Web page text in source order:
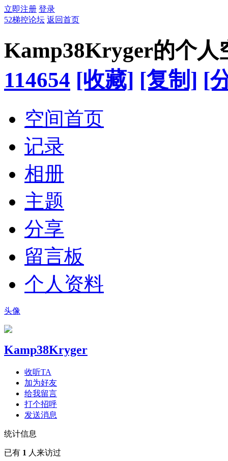
立即注册 登录
52梯控论坛 返回首页
Kamp38Kryger的个人
114654 [收藏] [复制] [
空间首页
记录
相册
主题
分享
留言板
个人资料
头像
Kamp38Kryger
收听TA
加为好友
给我留言
打个招呼
发送消息
统计信息
已有 1 人来访过